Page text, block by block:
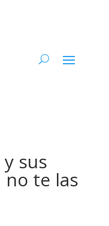
sus
no te las